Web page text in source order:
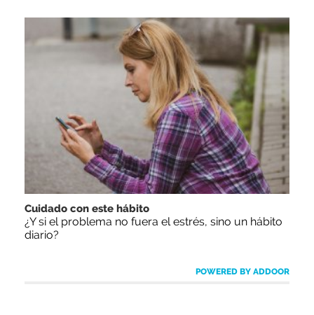
Cuidado con este hábito
¿Y si el problema no fuera el estrés, sino un hábito
diario?
POWERED BY ADDOOR